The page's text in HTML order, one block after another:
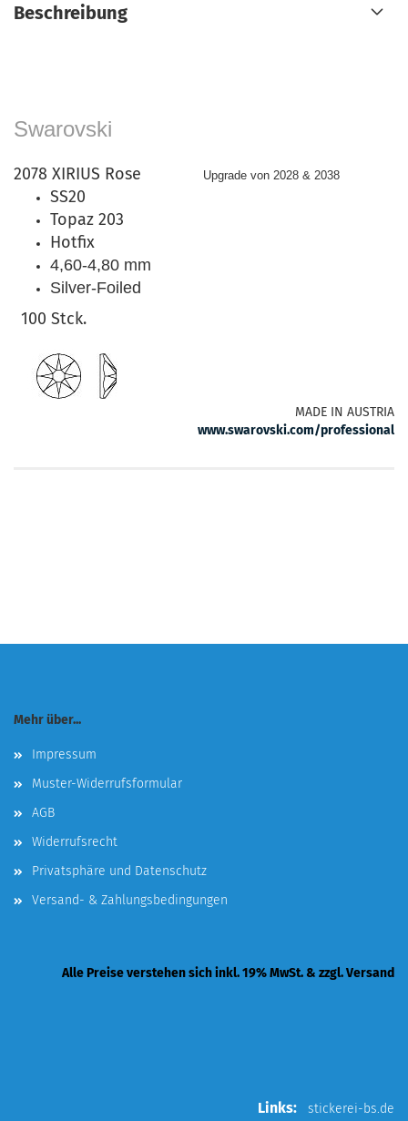
Beschreibung
Swarovski
2078 XIRIUS Rose Upgrade von 2028 & 2038
SS20
Topaz 203
Hotfix
4,60-4,80 mm
Silver-Foiled
100 Stck.
MADE IN AUSTRIA
www.swarovski.com/professional
Mehr über...
Impressum
Muster-Widerrufsformular
AGB
Widerrufsrecht
Privatsphäre und Datenschutz
Versand- & Zahlungsbedingungen
Alle Preise verstehen sich inkl. 19% MwSt. & zzgl. Versand
Links: stickerei-bs.de